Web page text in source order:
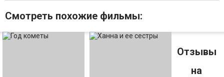
Смотрeть похожие фильмы:
Отзывы
на